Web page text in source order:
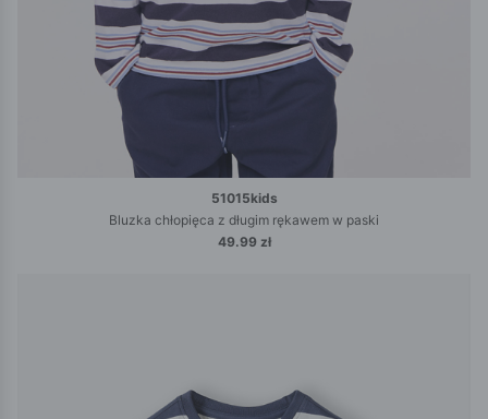
51015kids
Bluzka chłopięca z długim rękawem w paski
49.99 zł